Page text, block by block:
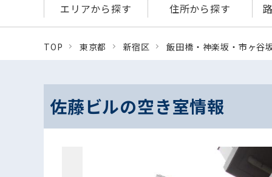
エリアから探す 住所から探す
TOP 東京都 新宿区 飯田橋・神楽坂・市ヶ谷
佐藤ビルの空き室情報